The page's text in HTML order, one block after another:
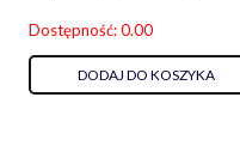
Dostępność: 0.00
DODAJ DO KOSZYKA